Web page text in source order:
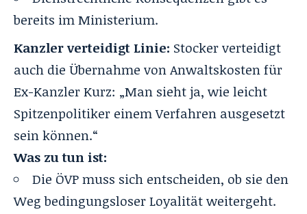
bereits im Ministerium.
Kanzler verteidigt Linie: Stocker verteidigt
auch die Übernahme von Anwaltskosten für
Ex-Kanzler Kurz: „Man sieht ja, wie leicht
Spitzenpolitiker einem Verfahren ausgesetzt
sein können.“
Was zu tun ist:
Die ÖVP muss sich entscheiden, ob sie den
Weg bedingungsloser Loyalität weitergeht.